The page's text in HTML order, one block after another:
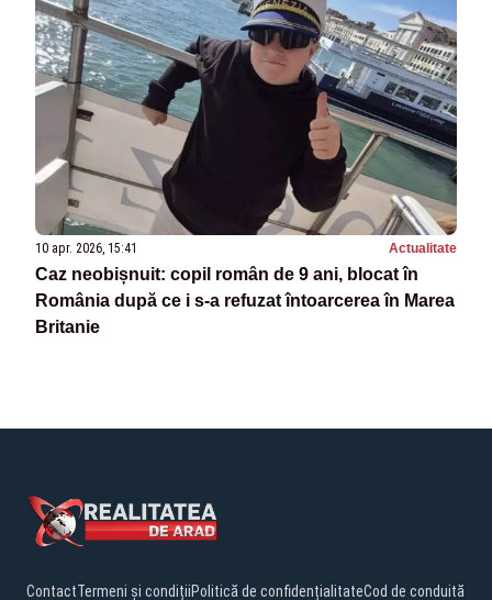
10 apr. 2026, 15:41 Actualitate
Caz neobișnuit: copil român de 9 ani, blocat în
România după ce i s-a refuzat întoarcerea în Marea
Britanie
ContactTermeni și condițiiPolitică de confidențialitateCod de conduită